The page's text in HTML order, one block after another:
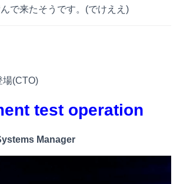
で来たそうです。(でけええ)
場(CTO)
test operation
Manager